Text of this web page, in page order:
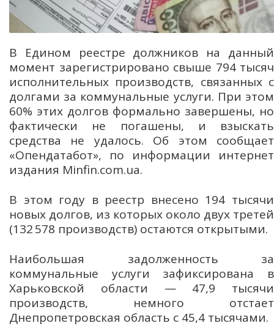
В Едином реестре должников на данный
момент зарегистрировано свыше 794 тысяч
исполнительных производств, связанных с
долгами за коммунальные услуги. При этом
60% этих долгов формально завершены, но
фактически не погашены, и взыскать
средства не удалось. Об этом сообщает
«Опендатабот», по информации интернет
издания Minfin.com.ua.
В этом году в реестр внесено 194 тысячи
новых долгов, из которых около двух третей
(132 578 производств) остаются открытыми.
Наибольшая задолженность за
коммунальные услуги зафиксирована в
Харьковской области — 47,9 тысячи
производств, немного отстает
Днепропетровская область с 45,4 тысячами.